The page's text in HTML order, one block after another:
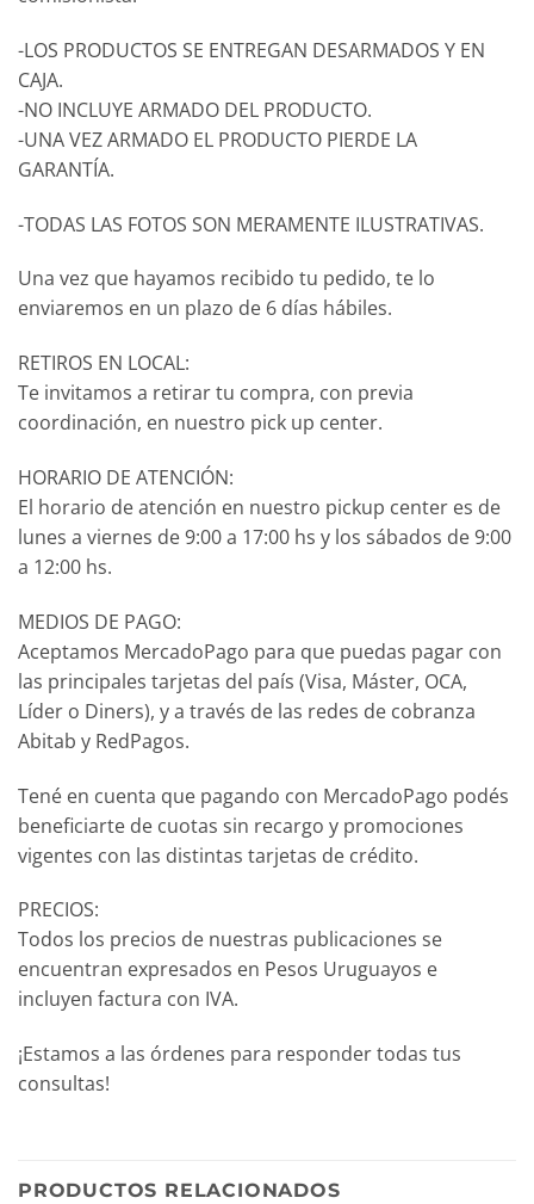
-LOS PRODUCTOS SE ENTREGAN DESARMADOS Y EN
CAJA.
-NO INCLUYE ARMADO DEL PRODUCTO.
-UNA VEZ ARMADO EL PRODUCTO PIERDE LA
GARANTÍA.
-TODAS LAS FOTOS SON MERAMENTE ILUSTRATIVAS.
Una vez que hayamos recibido tu pedido, te lo
enviaremos en un plazo de 6 días hábiles.
RETIROS EN LOCAL:
Te invitamos a retirar tu compra, con previa
coordinación, en nuestro pick up center.
HORARIO DE ATENCIÓN:
El horario de atención en nuestro pickup center es de
lunes a viernes de 9:00 a 17:00 hs y los sábados de 9:00
a 12:00 hs.
MEDIOS DE PAGO:
Aceptamos MercadoPago para que puedas pagar con
las principales tarjetas del país (Visa, Máster, OCA,
Líder o Diners), y a través de las redes de cobranza
Abitab y RedPagos.
Tené en cuenta que pagando con MercadoPago podés
beneficiarte de cuotas sin recargo y promociones
vigentes con las distintas tarjetas de crédito.
PRECIOS:
Todos los precios de nuestras publicaciones se
encuentran expresados en Pesos Uruguayos e
incluyen factura con IVA.
¡Estamos a las órdenes para responder todas tus
consultas!
PRODUCTOS RELACIONADOS